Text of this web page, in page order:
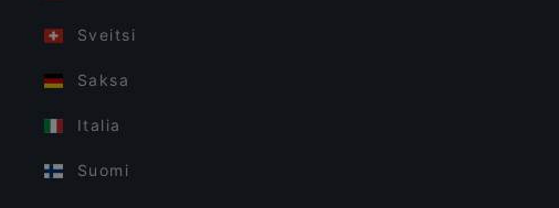
Sveitsi
Saksa
Italia
Suomi